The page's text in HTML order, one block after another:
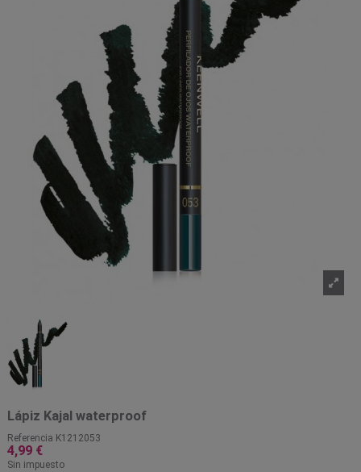
Lápiz Kajal waterproof
Referencia K1212053
4,99 €
Sin impuesto